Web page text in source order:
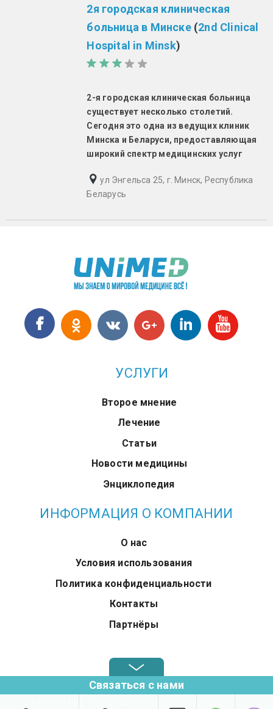
2я городская клиническая
больница в Минске(2nd Clinical
Hospital in Minsk)
2-я городская клиническая больница
существует несколько столетий.
Сегодня это одна из ведущих клиник
Минска и Беларуси, предоставляющая
широкий спектр медицинских услуг
ул Энгельса 25, г. Минск, Республика
Беларусь
УСЛУГИ
Второе мнение
Лечение
Статьи
Новости медицины
Энциклопедия
ИНФОРМАЦИЯ О КОМПАНИИ
О нас
Условия использования
Политика конфиденциальности
Контакты
Партнёры
Звоните нам в любое время: +972.4.6899580
Связаться с нами